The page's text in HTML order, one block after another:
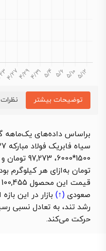
توضیحات بیشتر نظرات
براساس داده‌های یک‌ماهه
تومان به‌ازای هر کیلوگرم
قیمت این محصول 100,455 تومان بوده که بیانگر روند
صعودی (↑) بازار در این
رشد تند، به تعادل نسبی
حرکت می‌کند.